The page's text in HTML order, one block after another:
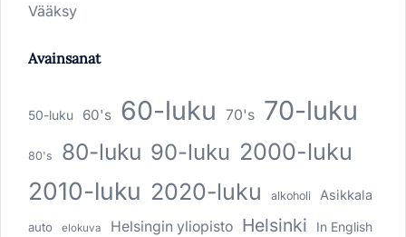
Vääksy
Avainsanat
50-luku 60's 60-luku 70's 70-luku
80's 80-luku 90-luku 2000-luku
2010-luku 2020-luku alkoholi Asikkala
auto elokuva Helsingin yliopisto Helsinki In English